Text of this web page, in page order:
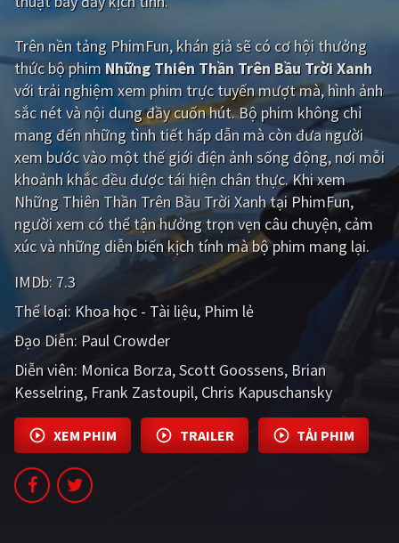
Tình cảm - Lãng mạn Kỳ ảo
Giật gân Gia đình
Bí ẩn Lịch sử
Viễn Tây Tiểu sử
GameShow DramaTV
QUỐC GIA
Âu - Mỹ
Hàn Quốc
Ấn Độ Việt Nam
Tổng hợp
CẬP NHẬT
PHIM MỚI
Trên nền tảng PhimFun, khán giả sẽ có cơ hội thưởng
thức bộ phim Những Thiên Thần Trên Bầu Trời Xanh
với trải nghiệm xem phim trực tuyến mượt mà, hình ảnh
sắc nét và nội dung đầy cuốn hút. Bộ phim không chỉ
mang đến những tình tiết hấp dẫn mà còn đưa người
xem bước vào một thế giới điện ảnh sống động, nơi mỗi
khoảnh khắc đều được tái hiện chân thực. Khi xem
Những Thiên Thần Trên Bầu Trời Xanh tại PhimFun,
người xem có thể tận hưởng trọn vẹn câu chuyện, cảm
xúc và những diễn biến kịch tính mà bộ phim mang lại.
IMDb: 7.3
Thể loại: Khoa học - Tài liệu Phim lẻ
Đạo Diễn: Paul Crowder
Diễn viên: Monica Borza Scott Goossens Brian
Kesselring Frank Zastoupil Chris Kapuschansky
XEM PHIM TRAILER TẢI PHIM